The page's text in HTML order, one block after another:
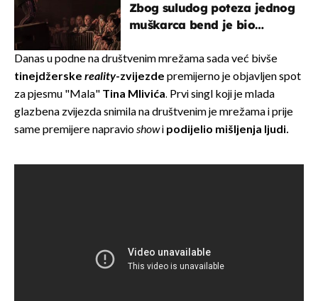
Zbog suludog poteza jednog
muškarca bend je bio
Danas u podne na društvenim mrežama sada već bivše
tinejdžerske reality-zvijezde premijerno je objavljen spot
za pjesmu "Mala" Tina Mlivića. Prvi singl koji je mlada
glazbena zvijezda snimila na društvenim je mrežama i prije
same premijere napravioshowi podijelio mišljenja ljudi.